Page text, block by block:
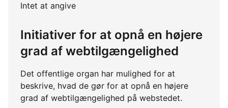
Intet at angive
Initiativer for at opnå en højere
grad af webtilgængelighed
Det offentlige organ har mulighed for at
beskrive, hvad de gør for at opnå en højere
grad af webtilgængelighed på webstedet.